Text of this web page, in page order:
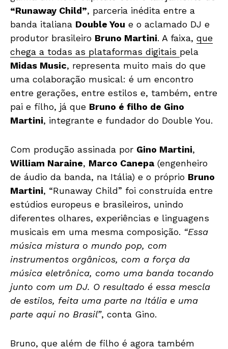
“Runaway Child”, parceria inédita entre a
banda italiana Double You e o aclamado DJ e
produtor brasileiro Bruno Martini. A faixa, que
chega a todas as plataformas digitais pela
Midas Music, representa muito mais do que
uma colaboração musical: é um encontro
entre gerações, entre estilos e, também, entre
pai e filho, já que Bruno é filho de Gino
Martini, integrante e fundador do Double You.
Com produção assinada por Gino Martini,
William Naraine, Marco Canepa (engenheiro
de áudio da banda, na Itália) e o próprio Bruno
Martini, “Runaway Child” foi construída entre
estúdios europeus e brasileiros, unindo
diferentes olhares, experiências e linguagens
musicais em uma mesma composição. “Essa
música mistura o mundo pop, com
instrumentos orgânicos, com a força da
música eletrônica, como uma banda tocando
junto com um DJ. O resultado é essa mescla
de estilos, feita uma parte na Itália e uma
parte aqui no Brasil”, conta Gino.
Bruno, que além de filho é agora também